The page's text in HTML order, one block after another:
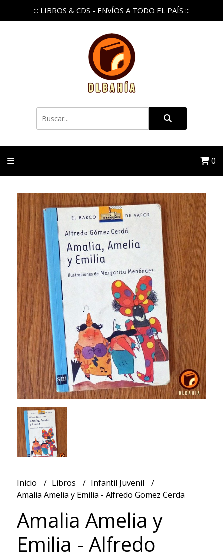
::: LIBROS & CDS - ENVÍOS A TODO EL PAÍS :::
0
Inicio Libros
Infantil Juvenil
Amalia Amelia y Emilia - Alfredo Gomez Cerda
Amalia Amelia y
Emilia - Alfredo